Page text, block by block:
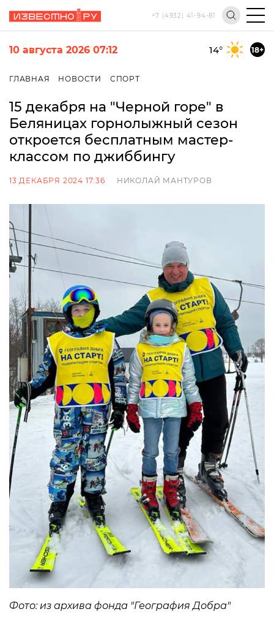
+7 (4932) 41-94-81
10 августа 2026 07:12 14° 18+
ГЛАВНАЯ НОВОСТИ СПОРТ
15 декабря на "Черной горе" в
Беляницах горнолыжный сезон
откроется бесплатным мастер-
классом по джиббингу
13 ДЕКАБРЯ 2024 17:36 НИКОЛАЙ МАНТУРОВ
Фото: из архива фонда "География Добра"